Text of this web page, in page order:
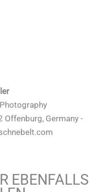
Offenburg, Germany -
EBENFALLS